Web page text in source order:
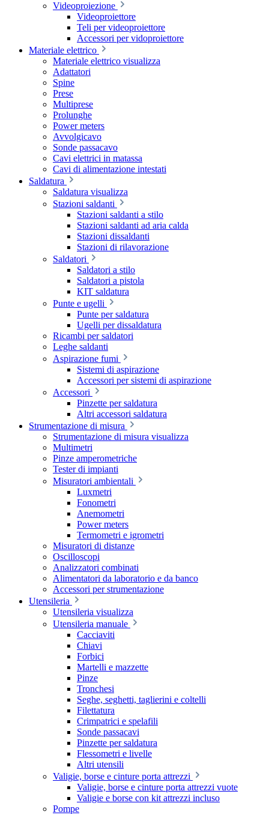
Videoproiezione
Videoproiettore
Teli per videoproiettore
Accessori per vidoproiettore
Materiale elettrico
Materiale elettrico visualizza
Adattatori
Spine
Prese
Multiprese
Prolunghe
Power meters
Avvolgicavo
Sonde passacavo
Cavi elettrici in matassa
Cavi di alimentazione intestati
Saldatura
Saldatura visualizza
Stazioni saldanti
Stazioni saldanti a stilo
Stazioni saldanti ad aria calda
Stazioni dissaldanti
Stazioni di rilavorazione
Saldatori
Saldatori a stilo
Saldatori a pistola
KIT saldatura
Punte e ugelli
Punte per saldatura
Ugelli per dissaldatura
Ricambi per saldatori
Leghe saldanti
Aspirazione fumi
Sistemi di aspirazione
Accessori per sistemi di aspirazione
Accessori
Pinzette per saldatura
Altri accessori saldatura
Strumentazione di misura
Strumentazione di misura visualizza
Multimetri
Pinze amperometriche
Tester di impianti
Misuratori ambientali
Luxmetri
Fonometri
Anemometri
Power meters
Termometri e igrometri
Misuratori di distanze
Oscilloscopi
Analizzatori combinati
Alimentatori da laboratorio e da banco
Accessori per strumentazione
Utensileria
Utensileria visualizza
Utensileria manuale
Cacciaviti
Chiavi
Forbici
Martelli e mazzette
Pinze
Tronchesi
Seghe, seghetti, taglierini e coltelli
Filettatura
Crimpatrici e spelafili
Sonde passacavi
Pinzette per saldatura
Flessometri e livelle
Altri utensili
Valigie, borse e cinture porta attrezzi
Valigie, borse e cinture porta attrezzi vuote
Valigie e borse con kit attrezzi incluso
Pompe